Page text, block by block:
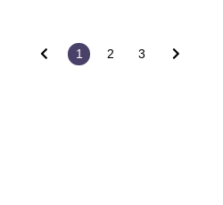
1 2 3